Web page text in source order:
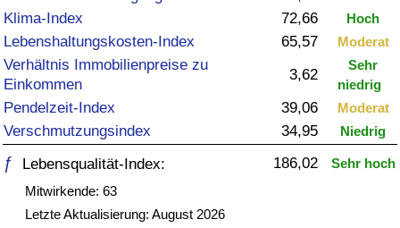
Klima-Index 72,66 Hoch
Lebenshaltungskosten-Index 65,57 Moderat
Verhältnis Immobilienpreise zu
Einkommen
3,62
Sehr
niedrig
Pendelzeit-Index 39,06 Moderat
Verschmutzungsindex 34,95 Niedrig
ƒ Lebensqualität-Index: 186,02
Sehr hoch
Mitwirkende: 63
Letzte Aktualisierung: August 2026
Kriminalitäts-Index
Kriminalitätsindex nach Land
Gesundheitsversorgung
Gesundheitsversorgungs-Index (aktuell)
Gesundheitsversorgungs-Index